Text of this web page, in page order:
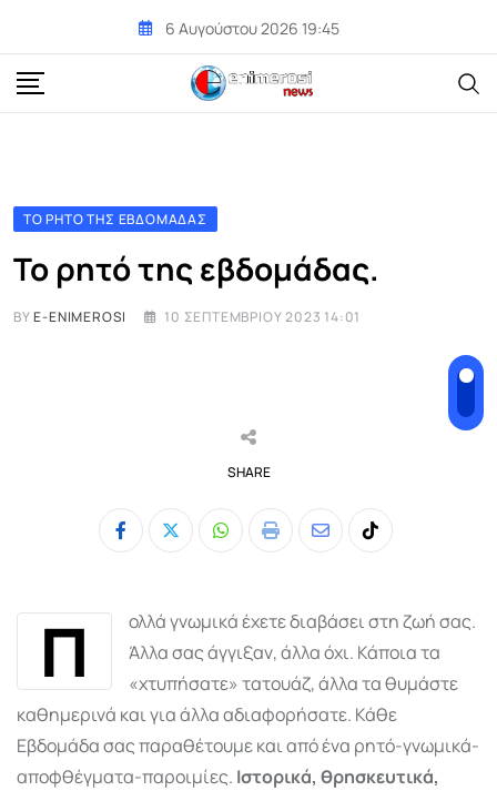
content
6 Αυγούστου 2026 19:45
ΤΟ ΡΗΤΌ ΤΗΣ ΕΒΔΟΜΆΔΑΣ
Το ρητό της εβδομάδας.
BYE-ENIMEROSI 10 ΣΕΠΤΕΜΒΡΊΟΥ 2023 14:01
SHARE
Whatsapp
Print
ShareTiktok
Π
ολλά γνωμικά έχετε διαβάσει στη ζωή σας.
Άλλα σας άγγιξαν, άλλα όχι. Κάποια τα
«χτυπήσατε» τατουάζ, άλλα τα θυμάστε
καθημερινά και για άλλα αδιαφορήσατε. Κάθε
Εβδομάδα σας παραθέτουμε και από ένα ρητό-γνωμικά-
αποφθέγματα-παροιμίες. Ιστορικά, θρησκευτικά,